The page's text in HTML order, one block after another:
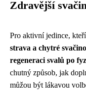
Zdravější
Pro aktivní jedince,
strava a chytré
regeneraci svalů po
chutný způsob, jak
můžou být lákavou